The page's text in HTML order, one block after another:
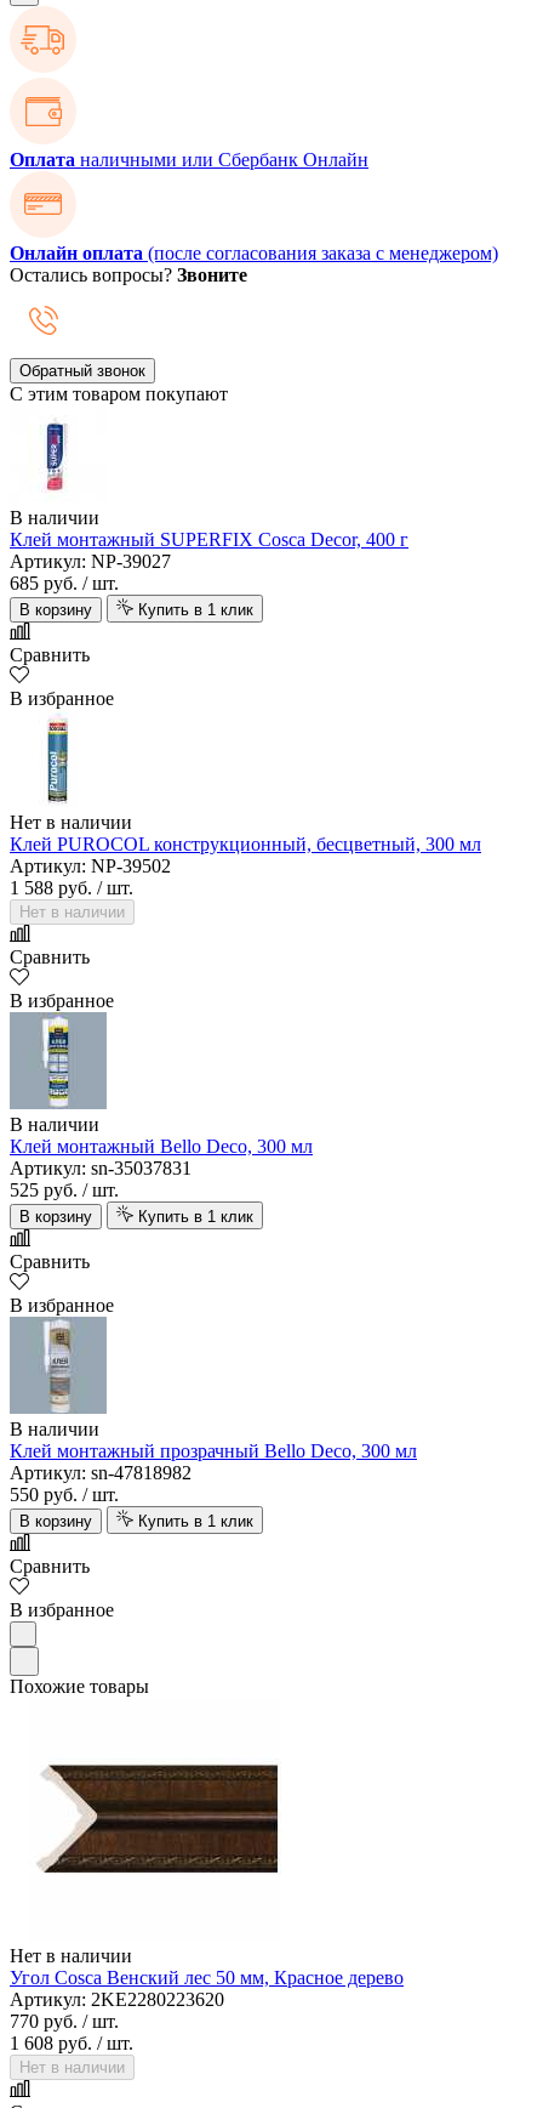
Оплата наличными или Сбербанк Онлайн
Онлайн оплата (после согласования заказа с менеджером)
Остались вопросы? Звоните
Обратный звонок
С этим товаром покупают
В наличии
Клей монтажный SUPERFIX Cosca Decor, 400 г
Артикул: NP-39027
685 руб. / шт.
В корзину Купить в 1 клик
Сравнить
В избранное
Нет в наличии
Клей PUROCOL конструкционный, бесцветный, 300 мл
Артикул: NP-39502
1 588 руб. / шт.
Нет в наличии
Сравнить
В избранное
В наличии
Клей монтажный Bello Deco, 300 мл
Артикул: sn-35037831
525 руб. / шт.
В корзину Купить в 1 клик
Сравнить
В избранное
В наличии
Клей монтажный прозрачный Bello Deco, 300 мл
Артикул: sn-47818982
550 руб. / шт.
В корзину Купить в 1 клик
Сравнить
В избранное
Похожие товары
Нет в наличии
Угол Cosca Венский лес 50 мм, Красное дерево
Артикул: 2KE2280223620
770 руб. / шт.
1 608 руб. / шт.
Нет в наличии